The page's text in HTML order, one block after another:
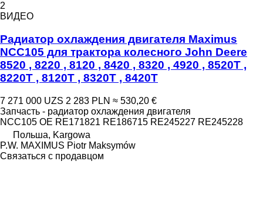
2
ВИДЕО
Радиатор охлаждения двигателя Maximus
NCC105 для трактора колесного John Deere
8520 , 8220 , 8120 , 8420 , 8320 , 4920 , 8520T ,
8220T , 8120T , 8320T , 8420T
7 271 000 UZS 2 283 PLN ≈ 530,20 €
Запчасть - радиатор охлаждения двигателя
NCC105 OE RE171821 RE186715 RE245227 RE245228
Польша, Kargowa
P.W. MAXIMUS Piotr Maksymów
Связаться с продавцом